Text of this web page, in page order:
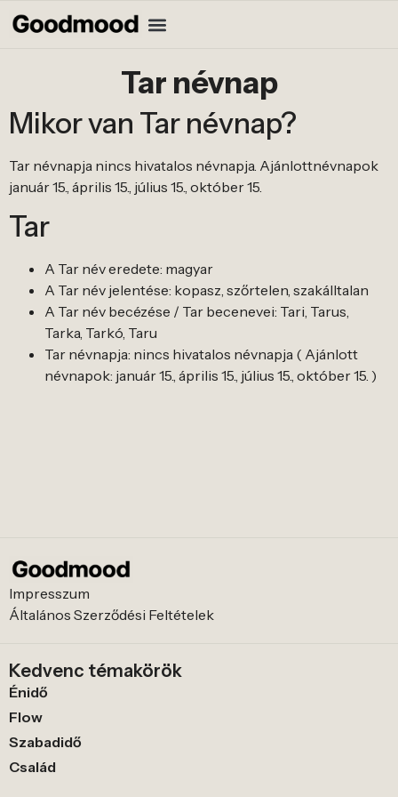
Tar névnap
Mikor van Tar névnap?
Tar névnapja nincs hivatalos névnapja. Ajánlottnévnapok
január 15., április 15., július 15., október 15.
Tar
A Tar név eredete: magyar
A Tar név jelentése: kopasz, szőrtelen, szakálltalan
A Tar név becézése / Tar becenevei: Tari, Tarus,
Tarka, Tarkó, Taru
Tar névnapja: nincs hivatalos névnapja ( Ajánlott
névnapok: január 15., április 15., július 15., október 15. )
Impresszum
Általános Szerződési Feltételek
Kedvenc témakörök
Énidő
Flow
Szabadidő
Család